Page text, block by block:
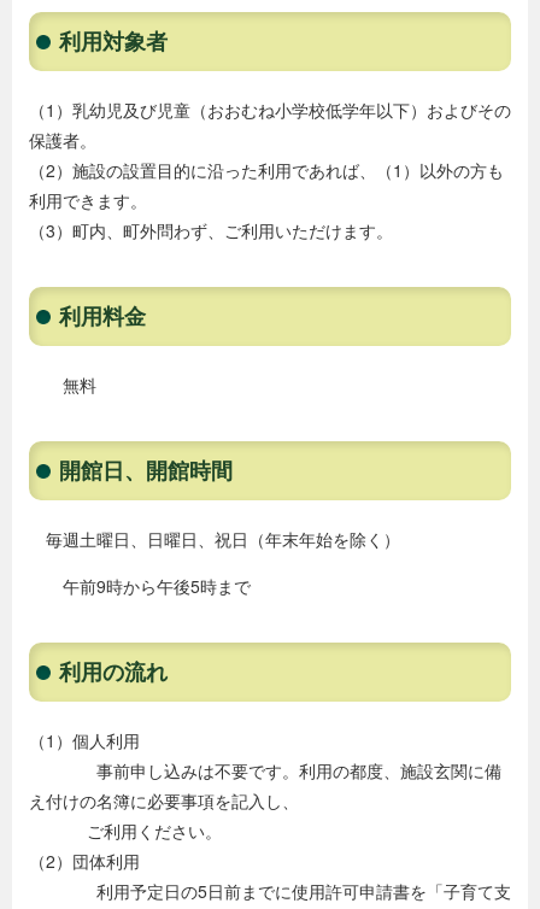
利用対象者
（1）乳幼児及び児童（おおむね小学校低学年以下）およびその
保護者。
（2）施設の設置目的に沿った利用であれば、（1）以外の方も
利用できます。
（3）町内、町外問わず、ご利用いただけます。
利用料金
無料
開館日、開館時間
毎週土曜日、日曜日、祝日（年末年始を除く）
午前9時から午後5時まで
利用の流れ
（1）個人利用
事前申し込みは不要です。利用の都度、施設玄関に備
え付けの名簿に必要事項を記入し、
ご利用ください。
（2）団体利用
利用予定日の5日前までに使用許可申請書を「子育て支